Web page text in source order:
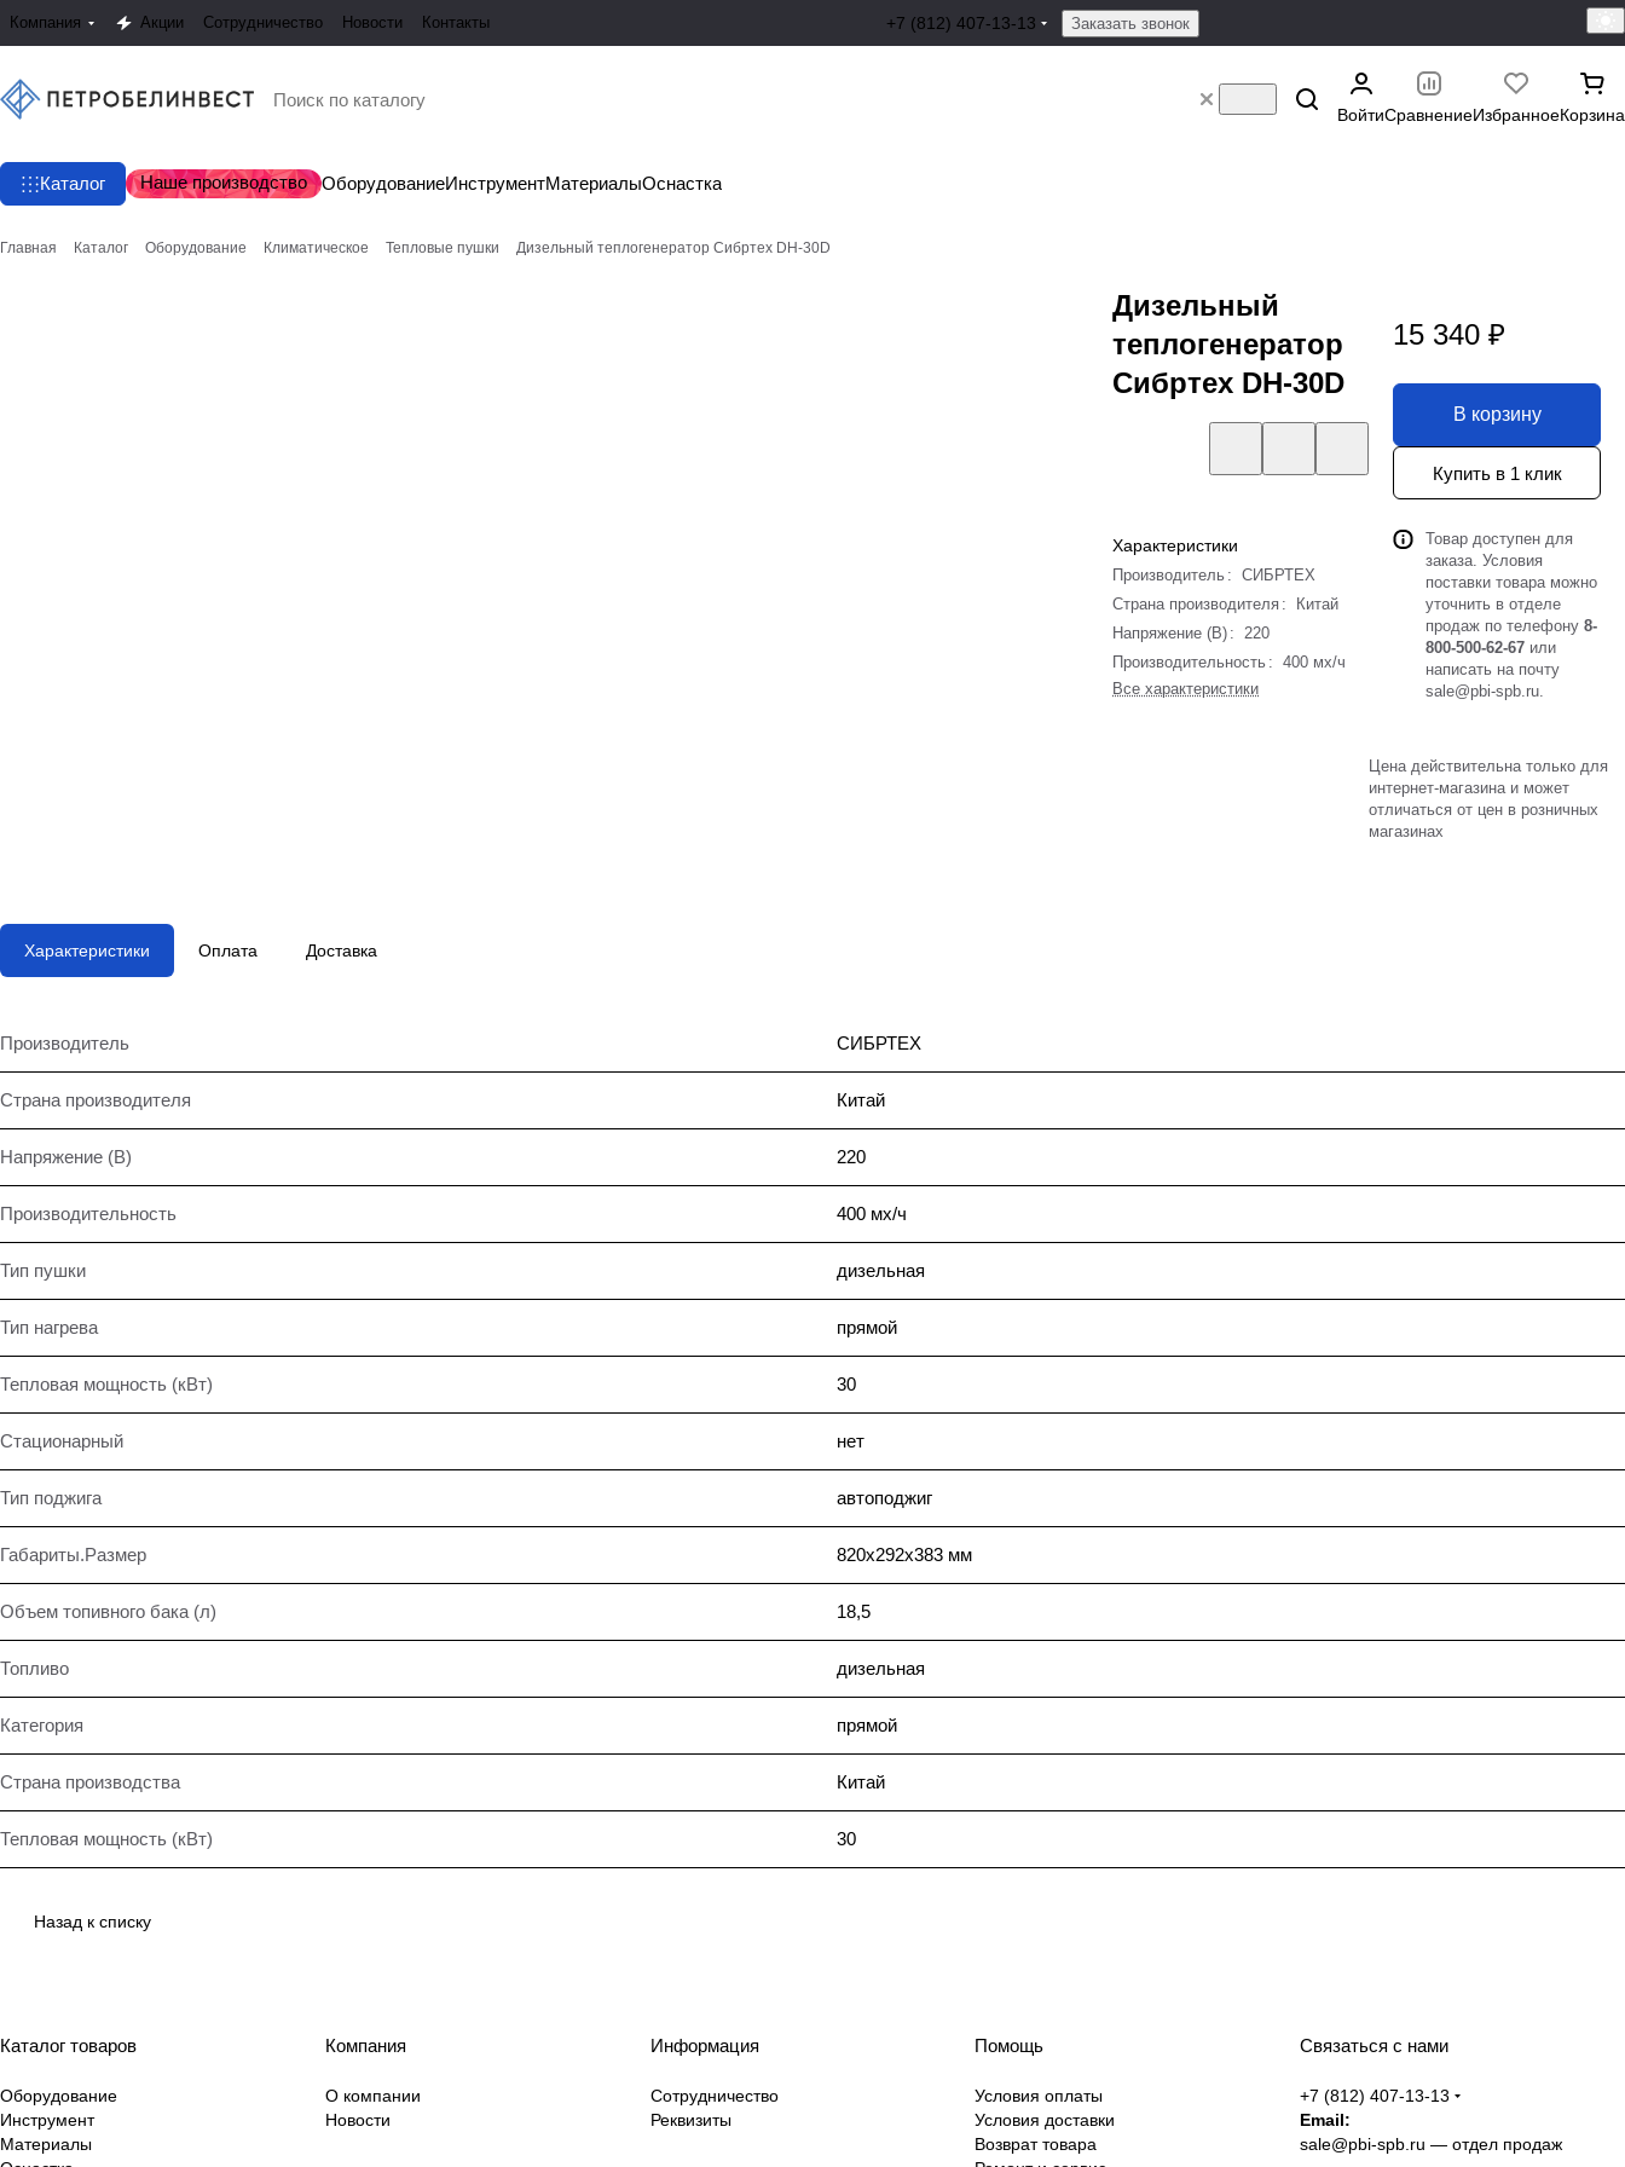
Компания Акции Сотрудничество Новости Контакты +7 (812) 407-13-13 Заказать звонок
ВойтиСравнениеИзбранноеКорзина
Каталог Наше производство ОборудованиеИнструментМатериалыОснастка
Главная Каталог Оборудование Климатическое Тепловые пушки Дизельный теплогенератор Сибртех DH-30D
Дизельный
теплогенератор
Сибртех DH-30D
Характеристики
Производитель : СИБРТЕХ
Страна производителя :
Китай
Напряжение (В) : 220
Производительность : 400 мх/ч
Все характеристики
15 340 ₽
В корзину
Купить в 1 клик
Товар доступен для
заказа. Условия
поставки товара можно
уточнить в отделе
продаж по телефону 8-
800-500-62-67 или
написать на почту
sale@pbi-spb.ru.
Цена действительна только для
интернет-магазина и может
отличаться от цен в розничных
магазинах
Характеристики Оплата Доставка
Производитель СИБРТЕХ
Страна производителя Китай
Напряжение (В) 220
Производительность 400 мх/ч
Тип пушки дизельная
Тип нагрева прямой
Тепловая мощность (кВт) 30
Стационарный нет
Тип поджига автоподжиг
Габариты.Размер 820х292х383 мм
Объем топивного бака (л) 18,5
Топливо дизельная
Категория прямой
Страна производства Китай
Тепловая мощность (кВт) 30
Назад к списку
Каталог товаров
Оборудование
Инструмент
Материалы
Компания
О компании
Новости
Информация
Сотрудничество
Реквизиты
Помощь
Условия оплаты
Условия доставки
Возврат товара
Связаться с нами
+7 (812) 407-13-13
Email:
sale@pbi-spb.ru — отдел продаж